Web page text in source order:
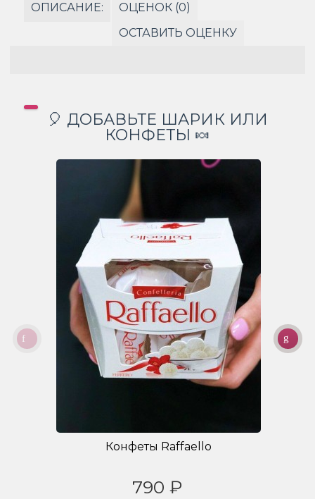
ОПИСАНИЕ:
ОЦЕНОК (0)
ОСТАВИТЬ ОЦЕНКУ
🎈 ДОБАВЬТЕ ШАРИК ИЛИ
КОНФЕТЫ 🍬
Конфеты Raffaello
790 ₽